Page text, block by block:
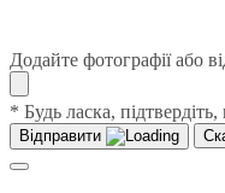
Додайте фотографії або
* Будь ласка,
Відправити